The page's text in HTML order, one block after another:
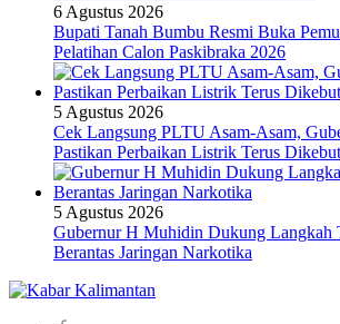
6 Agustus 2026
Bupati Tanah Bumbu Resmi Buka
Pelatihan Calon Paskibraka 2026
5 Agustus 2026
Cek Langsung PLTU Asam-Asam,
Pastikan Perbaikan Listrik Terus Dikebut
5 Agustus 2026
Gubernur H Muhidin Dukung Langkah
Berantas Jaringan Narkotika